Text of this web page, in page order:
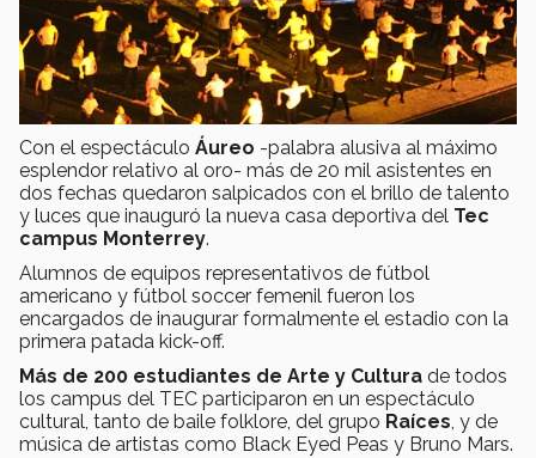
Con el espectáculo Áureo -palabra alusiva al máximo
esplendor relativo al oro- más de 20 mil asistentes en
dos fechas quedaron salpicados con el brillo de talento
y luces que inauguró la nueva casa deportiva del Tec
campus Monterrey.
Alumnos de equipos representativos de fútbol
americano y fútbol soccer femenil fueron los
encargados de inaugurar formalmente el estadio con la
primera patada kick-off.
Más de 200 estudiantes de Arte y Cultura de todos
los campus del TEC participaron en un espectáculo
cultural, tanto de baile folklore, del grupo Raíces, y de
música de artistas como Black Eyed Peas y Bruno Mars.